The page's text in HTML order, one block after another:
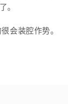
。
会装腔作势。